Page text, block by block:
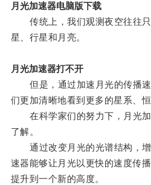
月光加速器电脑版下载
传统上，我们观测夜空往往只
星、行星和月亮。
月光加速器打不开
但是，通过加速月光的传播速
们更加清晰地看到更多的星系、
在科学家们的努力下，月光加
了解。
通过改变月光的光谱结构，增
速器能够让月光以更快的速度传
提升到一个新的高度。